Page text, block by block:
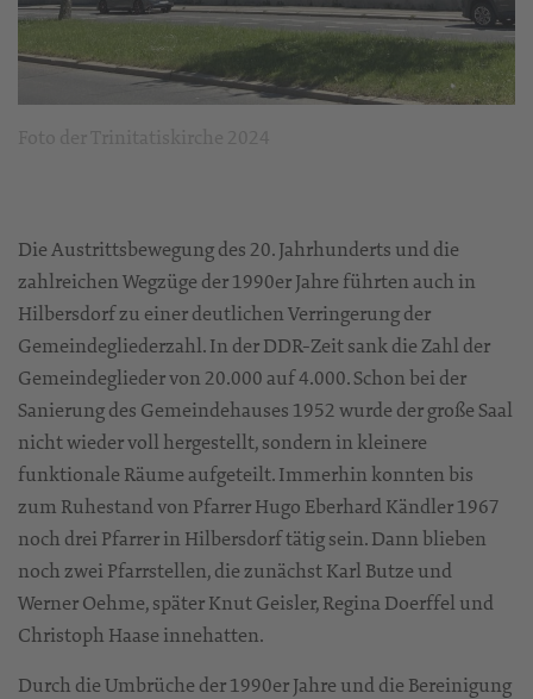
Die Austrittsbewegung des 20. Jahrhunderts und die
zahlreichen Wegzüge der 1990er Jahre führten auch in
Hilbersdorf zu einer deutlichen Verringerung der
Gemeindegliederzahl. In der DDR-Zeit sank die Zahl der
Gemeindeglieder von 20.000 auf 4.000. Schon bei der
Sanierung des Gemeindehauses 1952 wurde der große Saal
nicht wieder voll hergestellt, sondern in kleinere
funktionale Räume aufgeteilt. Immerhin konnten bis
zum Ruhestand von Pfarrer Hugo Eberhard Kändler 1967
noch drei Pfarrer in Hilbersdorf tätig sein. Dann blieben
noch zwei Pfarrstellen, die zunächst Karl Butze und
Werner Oehme, später Knut Geisler, Regina Doerffel und
Christoph Haase innehatten.
Durch die Umbrüche der 1990er Jahre und die Bereinigung